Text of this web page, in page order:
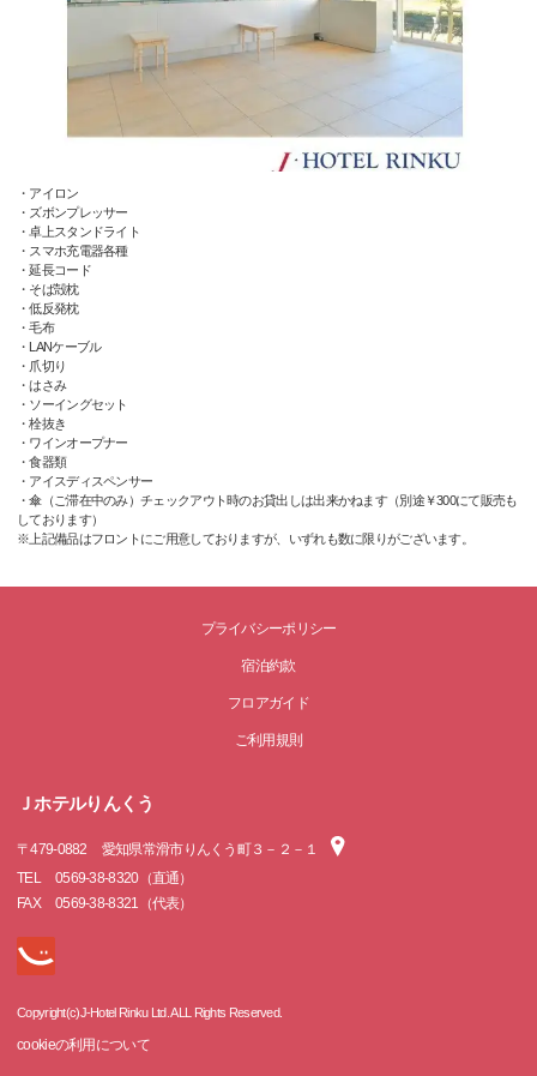
・アイロン
・ズボンプレッサー
・卓上スタンドライト
・スマホ充電器各種
・延長コード
・そば殻枕
・低反発枕
・毛布
・LANケーブル
・爪切り
・はさみ
・ソーイングセット
・栓抜き
・ワインオープナー
・食器類
・アイスディスペンサー
・傘（ご滞在中のみ）チェックアウト時のお貸出しは出来かねます（別途￥300にて販売も
しております）
※上記備品はフロントにご用意しておりますが、いずれも数に限りがございます。
プライバシーポリシー
宿泊約款
フロアガイド
ご利用規則
Ｊホテルりんくう
〒479-0882
愛知県常滑市りんくう町３－２－１
TEL
0569-38-8320（直通）
FAX
0569-38-8321（代表）
Copyright(c)J-Hotel Rinku Ltd. ALL Rights Reserved.
cookieの利用について